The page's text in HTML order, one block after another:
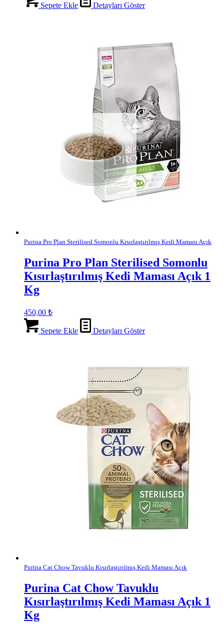
Sepete Ekle Detayları Göster
Purina Pro Plan Sterilised Somonlu Kısırlaştırılmış Kedi Maması Açık
Purina Pro Plan Sterilised Somonlu
Kısırlaştırılmış Kedi Maması Açık 1
Kg
450,00 ₺
Sepete Ekle Detayları Göster
Purina Cat Chow Tavuklu Kısırlaştırılmış Kedi Maması Açık
Purina Cat Chow Tavuklu
Kısırlaştırılmış Kedi Maması Açık 1
Kg